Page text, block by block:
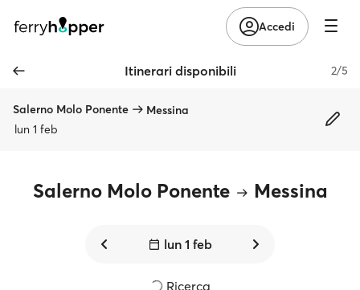
Accedi
Itinerari disponibili 2/5
Salerno Molo Ponente
Messina
lun 1 feb
Salerno Molo Ponente Messina
lun 1 feb
Ricerca